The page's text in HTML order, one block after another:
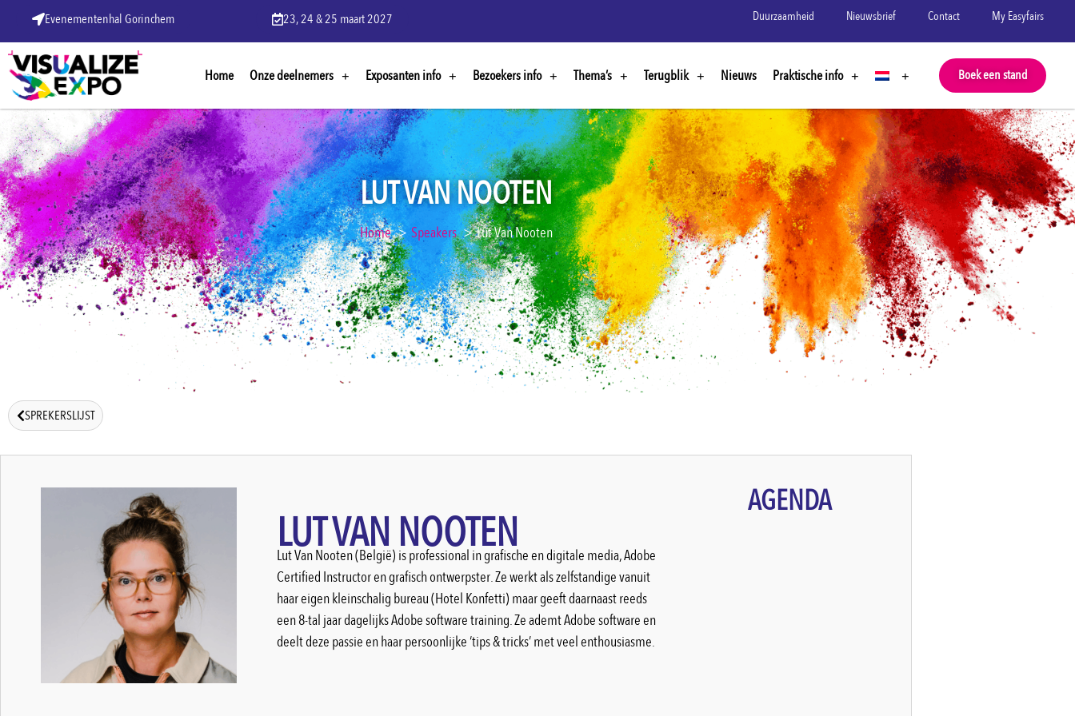
Evenementenhal Gorinchem 23, 24 & 25 maart 2027 Duurzaamheid Nieuwsbrief Contact My Easyfairs
Home Onze deelnemers Exposanten info Bezoekers info Thema’s Terugblik Nieuws Praktische info Boek een stand
LUT VAN NOOTEN
Home Speakers Lut Van Nooten
SPREKERSLIJST
LUT VAN NOOTEN
Lut Van Nooten (België) is professional in grafische en digitale media, Adobe
Certified Instructor en grafisch ontwerpster. Ze werkt als zelfstandige vanuit
haar eigen kleinschalig bureau (Hotel Konfetti) maar geeft daarnaast reeds
een 8-tal jaar dagelijks Adobe software training. Ze ademt Adobe software en
deelt deze passie en haar persoonlijke ‘tips & tricks’ met veel enthousiasme.
AGENDA